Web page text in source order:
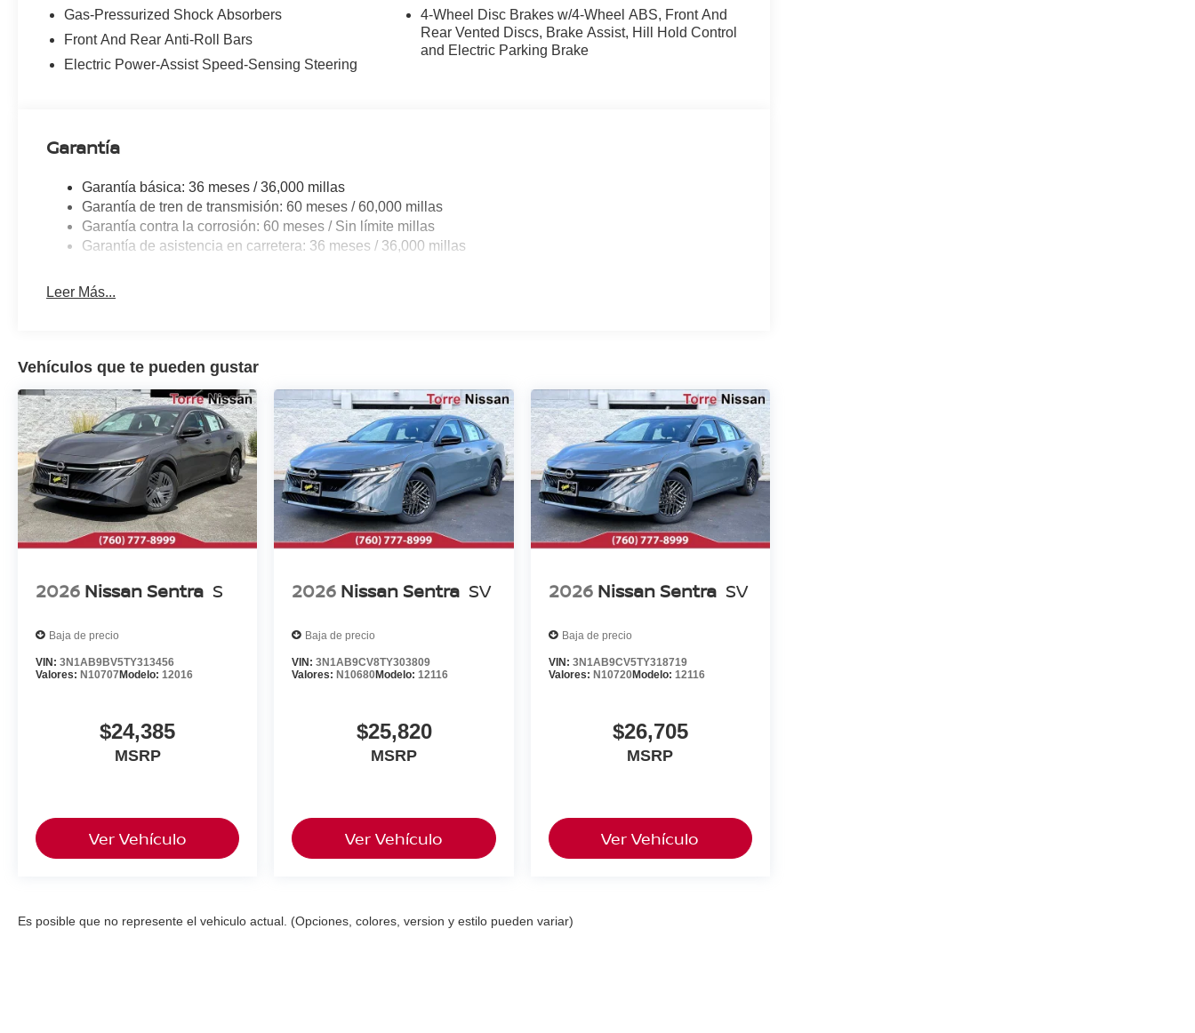
Gas-Pressurized Shock Absorbers
Front And Rear Anti-Roll Bars
Electric Power-Assist Speed-Sensing Steering
4-Wheel Disc Brakes w/4-Wheel ABS, Front And
Rear Vented Discs, Brake Assist, Hill Hold Control
and Electric Parking Brake
Garantía
Garantía básica: 36 meses / 36,000 millas
Garantía de tren de transmisión: 60 meses / 60,000 millas
Garantía contra la corrosión: 60 meses / Sin límite millas
Garantía de asistencia en carretera: 36 meses / 36,000 millas
Leer Más...
Vehículos que te pueden gustar
2026 Nissan Sentra S
Baja de precio
VIN: 3N1AB9BV5TY313456
Valores: N10707 Modelo: 12016
$24,385
MSRP
Ver Vehículo
2026 Nissan Sentra SV
Baja de precio
VIN:3N1AB9CV8TY303809
Valores: N10680Modelo:12116
$25,820
MSRP
Ver Vehículo
2026 Nissan Sentra SV
Baja de precio
VIN: 3N1AB9CV5TY318719
Valores: N10720Modelo: 12116
$26,705
MSRP
Ver Vehículo
Es posible que no represente el vehiculo actual. (Opciones, colores, version y estilo pueden variar)